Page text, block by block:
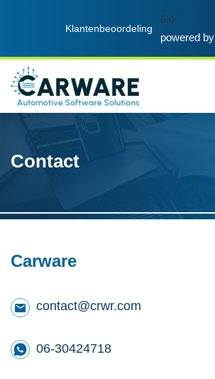
Klantenbeoordeling
5.0
powered by
Contact
Carware
contact@crwr.com
06-30424718